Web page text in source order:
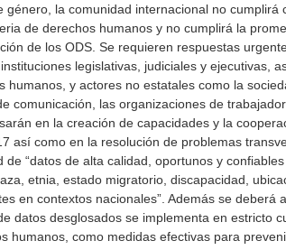
género, la comunidad internacional no cumplirá
de derechos humanos y no cumplirá la
de los ODS. Se requieren respuestas
legislativas, judiciales y ejecutivas,
humanos, y actores no estatales como la
comunicación, las organizaciones de
en la creación de capacidades y la
así como en la resolución de problemas
de “datos de alta calidad, oportunos y
etnia, estado migratorio, discapacidad,
en contextos nacionales”. Además se deberá
datos desglosados ​​se implementa en estricto
humanos, como medidas efectivas para